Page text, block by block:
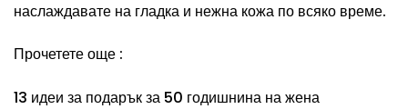
наслаждавате на гладка и нежна кожа по всяко време.
Прочетете още :
13 идеи за подарък за 50 годишнина на жена